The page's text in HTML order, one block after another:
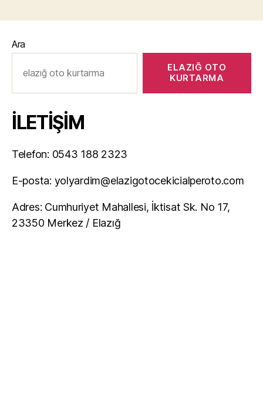
Ara
ELAZIĞ OTO
KURTARMA
İLETİŞİM
Telefon: 0543 188 2323
E-posta: yolyardim@elazigotocekicialperoto.com
Adres: Cumhuriyet Mahallesi, İktisat Sk. No 17,
23350 Merkez / Elazığ